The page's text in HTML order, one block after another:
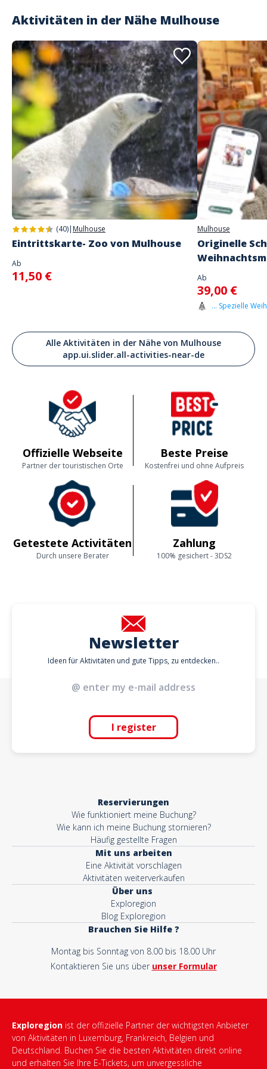
Aktivitäten in der Nähe Mulhouse
(40)| Mulhouse
Eintrittskarte- Zoo von Mulhouse
Ab
11,50 €
Mulhouse
Originelle
Ab
39,00 €
... Spezielle
Alle Aktivitäten in der Nähe von Mulhouse
app.ui.slider.all-activities-near-de
Offizielle Webseite
Partner der touristischen Orte
Beste Preise
Kostenfrei und ohne Aufpreis
Getestete Activitäten
Durch unsere Berater
Zahlung
100% gesichert - 3DS2
Newsletter
Ideen für Aktivitäten und gute Tipps, zu entdecken..
I register
Reservierungen
Wie funktioniert meine Buchung?
Wie kann ich meine Buchung stornieren?
Häufig gestellte Fragen
Mit uns arbeiten
Eine Aktivität vorschlagen
Aktivitäten weiterverkaufen
Über uns
Exploregion
Blog Exploregion
Brauchen Sie Hilfe ?
Montag bis Sonntag von 8.00 bis 18.00 Uhr
Kontaktieren Sie uns über unser Formular
Exploregion ist der offizielle Partner der wichtigsten Anbieter
von Aktivitäten in Luxemburg, Frankreich, Belgien und
Deutschland. Buchen Sie die besten Aktivitäten direkt online
und erhalten Sie Ihre E-Tickets, um unvergessliche